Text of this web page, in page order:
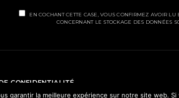
EN COCHANT CETTE CASE, VOUS CONFIRMEZ AVOIR
CONCERNANT LE STOCKAGE DES DONNÉES
CONFIDENTIALITÉ
garantir la meilleure expérience sur notre site web.